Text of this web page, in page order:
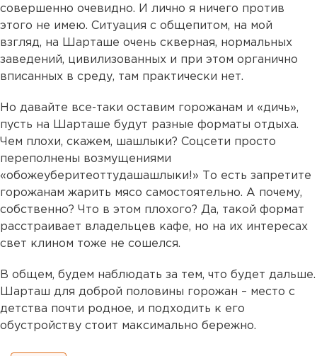
совершенно очевидно. И лично я ничего против
этого не имею. Ситуация с общепитом, на мой
взгляд, на Шарташе очень скверная, нормальных
заведений, цивилизованных и при этом органично
вписанных в среду, там практически нет.
Но давайте все-таки оставим горожанам и «дичь»,
пусть на Шарташе будут разные форматы отдыха.
Чем плохи, скажем, шашлыки? Соцсети просто
переполнены возмущениями
«обожеуберитеоттудашашлыки!» То есть запретите
горожанам жарить мясо самостоятельно. А почему,
собственно? Что в этом плохого? Да, такой формат
расстраивает владельцев кафе, но на их интересах
свет клином тоже не сошелся.
В общем, будем наблюдать за тем, что будет дальше.
Шарташ для доброй половины горожан – место с
детства почти родное, и подходить к его
обустройству стоит максимально бережно.